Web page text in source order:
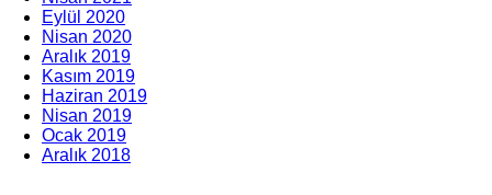
Eylül 2020
Nisan 2020
Aralık 2019
Kasım 2019
Haziran 2019
Nisan 2019
Ocak 2019
Aralık 2018